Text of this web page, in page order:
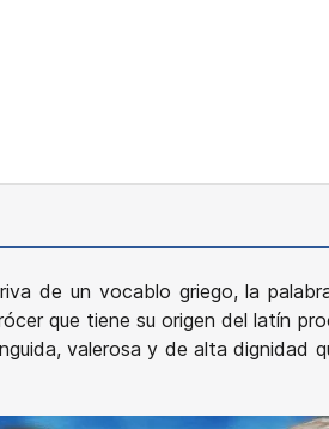
de un vocablo griego, la
que tiene su origen del latín
valerosa y de alta dignidad